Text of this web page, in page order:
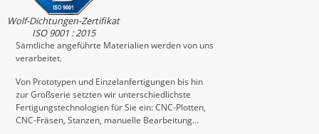
Wolf-Dichtungen-Zertifikat
ISO 9001 : 2015
Sämtliche angeführte Materialien werden von uns
verarbeitet.
Von Prototypen und Einzelanfertigungen bis hin
zur Großserie setzten wir unterschiedlichste
Fertigungstechnologien für Sie ein: CNC-Plotten,
CNC-Fräsen, Stanzen, manuelle Bearbeitung…